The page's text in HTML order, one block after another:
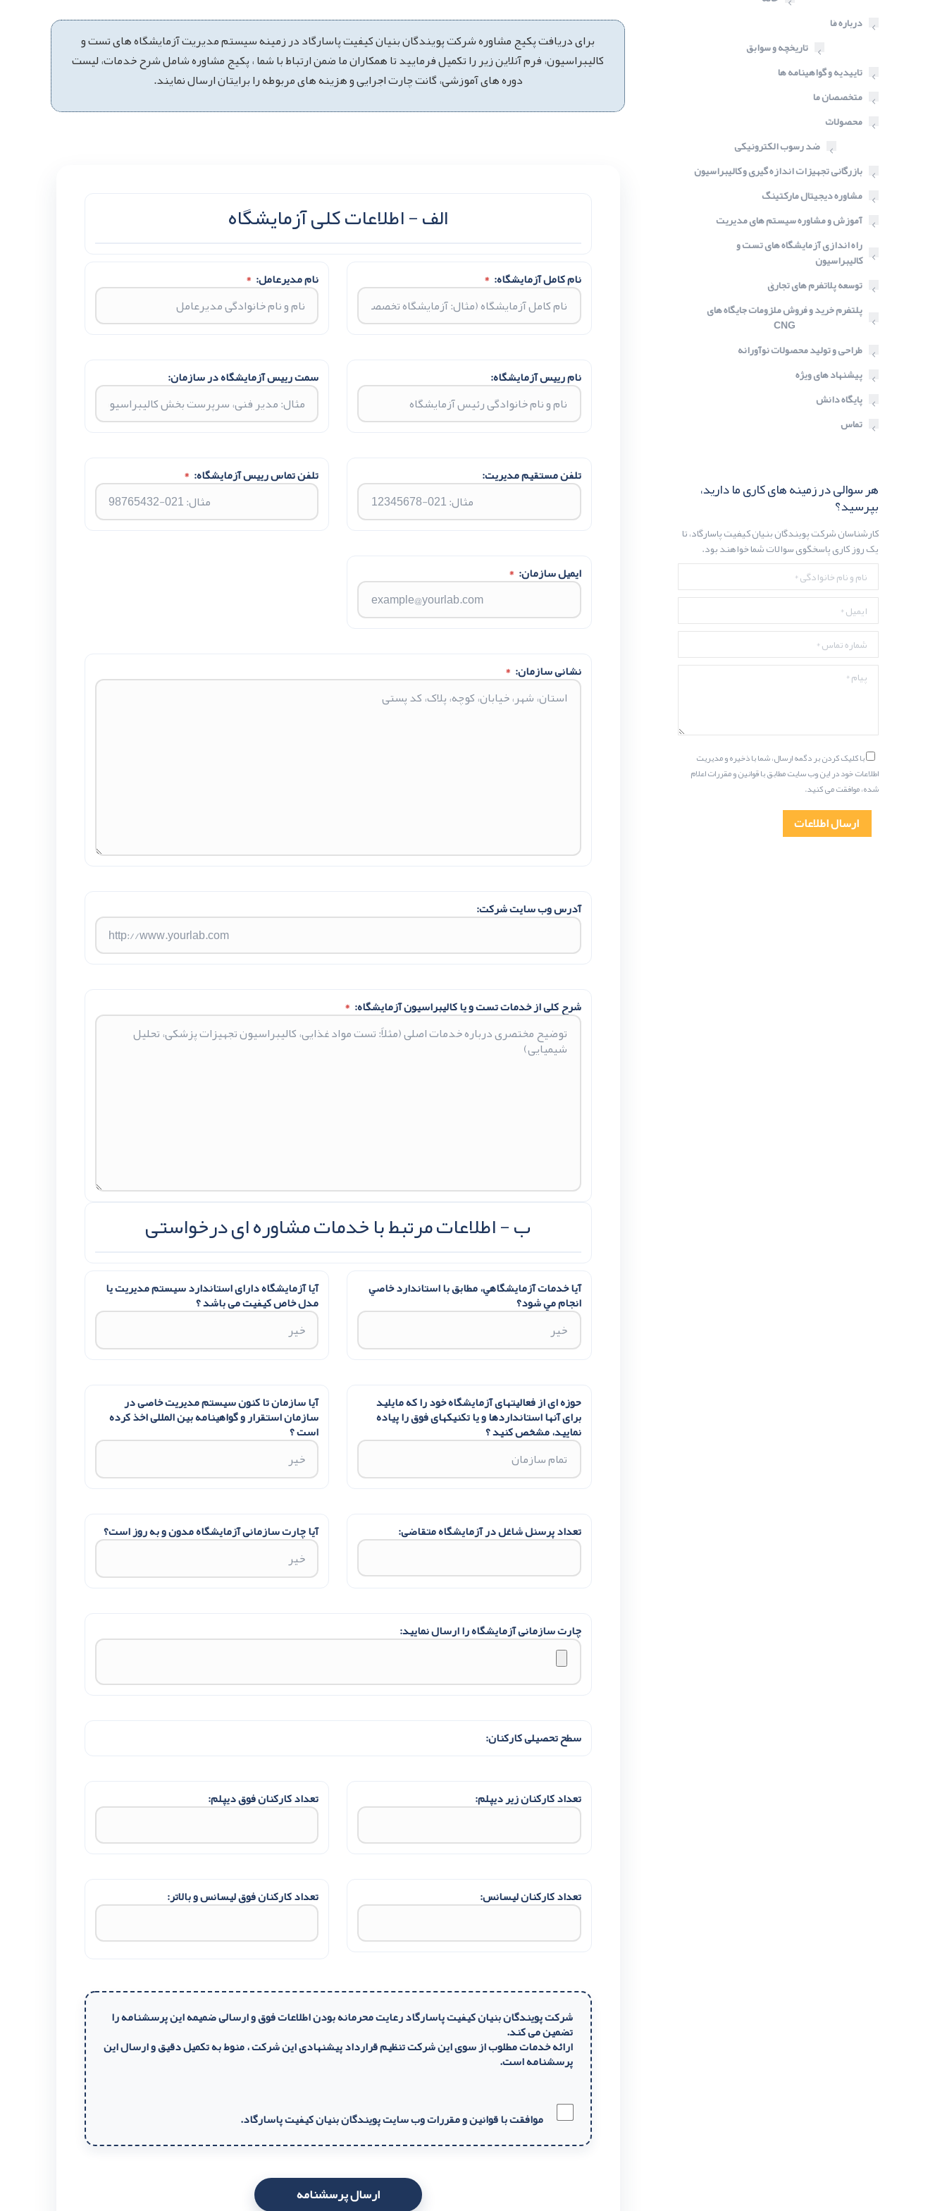
برای دریافت پکیج مشاوره شرکت پویندگان بنیان کیفیت پاسارگاد در زمینه سیستم مدیریت آزمایشگاه های تست و
کالیبراسیون،‌ فرم آنلاین زیر را تکمیل فرمایید تا همکاران ما ضمن ارتباط با شما ، پکیج مشاوره شامل شرح خدمات، لیست
دوره های آموزشی، گانت چارت اجرایی و هزینه های مربوطه را برایتان ارسال نمایند.
الف - اطلاعات کلی آزمایشگاه
نام کامل آزمایشگاه: * نام مدیرعامل: *
نام رییس آزمایشگاه: سمت رییس آزمایشگاه در سازمان:
تلفن مستقیم مدیریت: تلفن تماس رییس آزمایشگاه: *
ایمیل سازمان: *
نشانی سازمان: *
آدرس وب سایت شرکت:
شرح کلی از خدمات تست و یا کالیبراسیون آزمایشگاه: *
ب - اطلاعات مرتبط با خدمات مشاوره ای درخواستی
آیا خدمات آزمایشگاهي، مطابق با استاندارد خاصي
انجام مي شود؟
آیا آزمایشگاه دارای استاندارد سیستم مدیریت یا
مدل خاص کیفیت می باشد ؟
حوزه ای از فعالیتهای آزمایشگاه خود را که مایلید
برای آنها استانداردها و یا تکنیکهای فوق را پیاده
نمایید، مشخص کنید ؟
آیا سازمان تا کنون سیستم مدیریت خاصی در
سازمان استقرار و گواهینامه بین المللی اخذ کرده
است ؟
تعداد پرسنل شاغل در آزمایشگاه متقاضی: آیا چارت سازمانی آزمایشگاه مدون و به روز است؟
چارت سازمانی آزمایشگاه را ارسال نمایید:
سطح تحصیلی کارکنان:
تعداد کارکنان زیر دیپلم: تعداد کارکنان فوق دیپلم:
تعداد کارکنان لیسانس: تعداد کارکنان فوق لیسانس و بالاتر:
شرکت پویندگان بنیان کیفیت پاسارگاد رعایت محرمانه بودن اطلاعات فوق و ارسالی ضمیمه این پرسشنامه را
تضمین می کند.
ارائه خدمات مطلوب از سوی این شرکت تنظیم قرارداد پیشنهادی این شرکت ، منوط به تکمیل دقیق و ارسال این
پرسشنامه است.
موافقت با قوانین و مقررات وب سایت پویندگان بنیان کیفیت پاسارگاد.
درباره ما
تاریخچه و سوابق
تاییدیه و گواهینامه ها
متخصصان ما
محصولات
ضد رسوب الکترونیکی
بازرگانی تجهیزات اندازه گیری و کالیبراسیون
مشاوره دیجیتال مارکتینگ
آموزش و مشاوره سیستم های مدیریت
راه اندازی آزمایشگاه های تست و
کالیبراسیون
توسعه پلاتفرم های تجاری
پلتفرم خرید و فروش ملزومات جایگاه های
CNG
طراحی و تولید محصولات نوآورانه
پیشنهاد های ویژه
پایگاه دانش
تماس
هر سوالی در زمینه های کاری ما دارید،‌
بپرسید؟
کارشناسان شرکت پویندگان بنیان کیفیت پاسارگاد، تا
یک روز کاری پاسخگوی سوالات شما خواهند بود.
نام و نام خانوادگی *
ایمیل *
شماره تماس *
پیام *
با کلیک کردن بر دگمه ارسال، شما با ذخیره و مدیریت
اطلاعات خود در این وب سایت مطابق با قوانین و مقررات اعلام
شده، موافقت می کنید.
ارسال اطلاعات